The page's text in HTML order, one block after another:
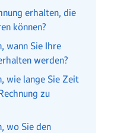
erhalten, die
können?
wann Sie Ihre
werden?
wie lange Sie Zeit
zu
wo Sie den